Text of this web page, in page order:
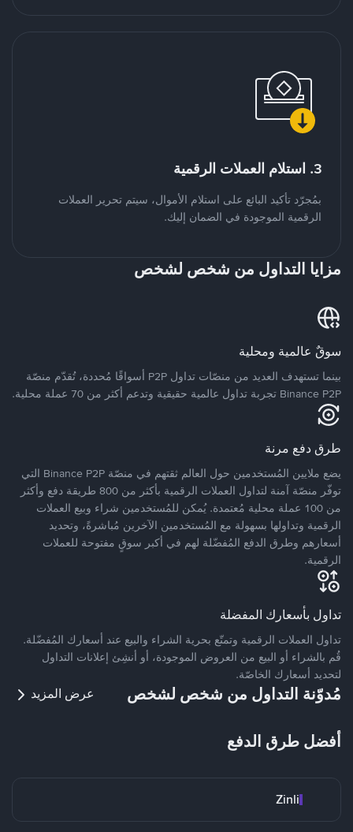
3. استلام العملات الرقمية
بمُجرّد تأكيد البائع على استلام الأموال، سيتم تحرير العملات
الرقمية الموجودة في الضمان إليك.
مزايا التداول من شخص لشخص
سوقٌ عالمية ومحلية
بينما تستهدف العديد من منصّات تداول P2P أسواقًا مُحددة، تُقدّم منصّة
Binance P2P تجربة تداول عالمية حقيقية وتدعم أكثر من 70 عملة محلية.
طرق دفع مرنة
يضع ملايين المُستخدمين حول العالم ثقتهم في منصّة Binance P2P التي
توفّر منصّة آمنة لتداول العملات الرقمية بأكثر من 800 طريقة دفع وأكثر
من 100 عملة محلية مُعتمدة. يُمكن للمُستخدمين شراء وبيع العملات
الرقمية وتداولها بسهولة مع المُستخدمين الآخرين مُباشرةً، وتحديد
أسعارهم وطرق الدفع المُفضّلة لهم في أكبر سوقٍ مفتوحة للعملات
الرقمية.
تداول بأسعارك المفضلة
تداول العملات الرقمية وتمتّع بحرية الشراء والبيع عند أسعارك المُفضّلة.
قُم بالشراء أو البيع من العروض الموجودة، أو أنشِئ إعلانات التداول
لتحديد أسعارك الخاصّة.
مُدوّنة التداول من شخص لشخص عرض المزيد
أفضل طرق الدفع
Zinli